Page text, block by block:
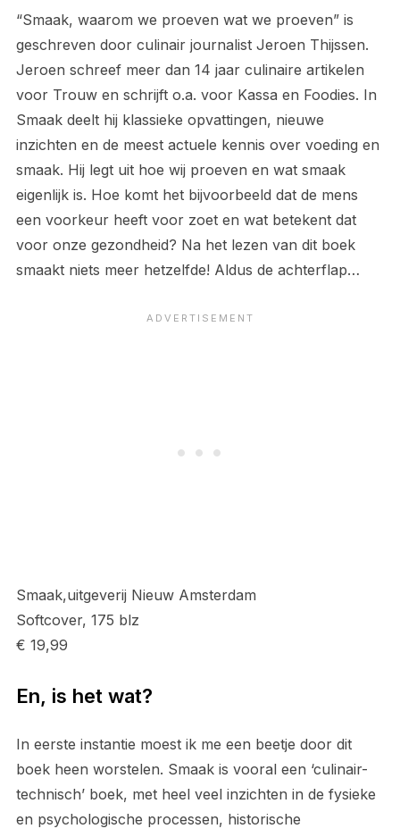
“Smaak, waarom we proeven wat we proeven” is
geschreven door culinair journalist Jeroen Thijssen.
Jeroen schreef meer dan 14 jaar culinaire artikelen
voor Trouw en schrijft o.a. voor Kassa en Foodies. In
Smaak deelt hij klassieke opvattingen, nieuwe
inzichten en de meest actuele kennis over voeding en
smaak. Hij legt uit hoe wij proeven en wat smaak
eigenlijk is. Hoe komt het bijvoorbeeld dat de mens
een voorkeur heeft voor zoet en wat betekent dat
voor onze gezondheid? Na het lezen van dit boek
smaakt niets meer hetzelfde! Aldus de achterflap…
Smaak,uitgeverij Nieuw Amsterdam
Softcover, 175 blz
€ 19,99
En, is het wat?
In eerste instantie moest ik me een beetje door dit
boek heen worstelen. Smaak is vooral een ‘culinair-
technisch’ boek, met heel veel inzichten in de fysieke
en psychologische processen, historische